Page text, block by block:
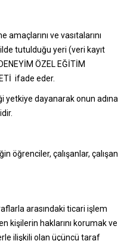
ve vasıtalarını
tutulduğu yeri (veri kayıt
ÖZEL EĞİTİM
ifade eder.
yetkiye dayanarak onun adına
öğrenciler, çalışanlar, çalışan
arasındaki ticari işlem
kişilerin haklarını korumak ve
ilişkili olan üçüncü taraf